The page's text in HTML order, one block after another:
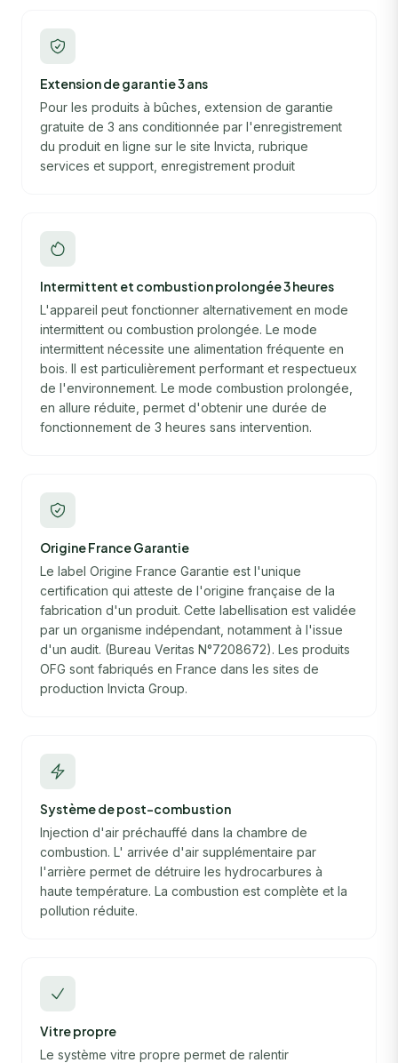
Extension de garantie 3 ans
Pour les produits à bûches, extension de garantie
gratuite de 3 ans conditionnée par l'enregistrement
du produit en ligne sur le site Invicta, rubrique
services et support, enregistrement produit
Intermittent et combustion prolongée 3 heures
L'appareil peut fonctionner alternativement en mode
intermittent ou combustion prolongée. Le mode
intermittent nécessite une alimentation fréquente en
bois. Il est particulièrement performant et respectueux
de l'environnement. Le mode combustion prolongée,
en allure réduite, permet d'obtenir une durée de
fonctionnement de 3 heures sans intervention.
Origine France Garantie
Le label Origine France Garantie est l'unique
certification qui atteste de l'origine française de la
fabrication d'un produit. Cette labellisation est validée
par un organisme indépendant, notamment à l'issue
d'un audit. (Bureau Veritas N°7208672). Les produits
OFG sont fabriqués en France dans les sites de
production Invicta Group.
Système de post-combustion
Injection d'air préchauffé dans la chambre de
combustion. L' arrivée d'air supplémentaire par
l'arrière permet de détruire les hydrocarbures à
haute température. La combustion est complète et la
pollution réduite.
Vitre propre
Le système vitre propre permet de ralentir